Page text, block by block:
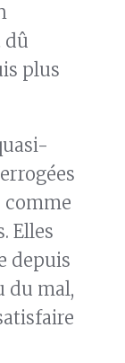
dû
plus
comme
Elles
depuis
du mal,